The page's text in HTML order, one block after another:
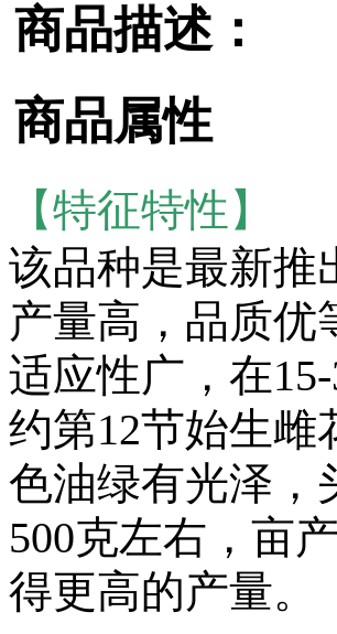
商品描述：
商品属性
【特征特性】
该品种是最新推
产量高，品质优
适应性广，在
约第12节始生
色油绿有光泽，
500克左右，亩
得更高的产量。